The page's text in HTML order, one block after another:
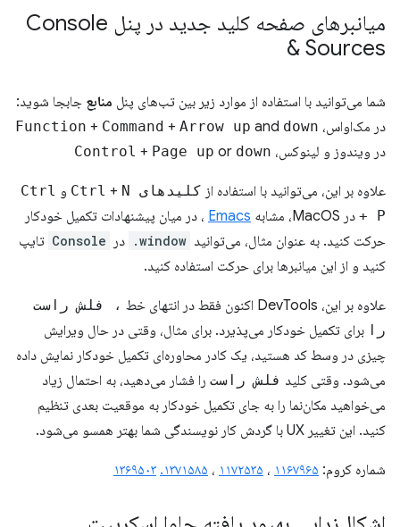
میانبرهای صفحه کلید جدید در پنل Console
& Sources
شما می‌توانید با استفاده از موارد زیر بین تب‌های پنل منابع جابجا شوید:
در مک‌او‌اس،
Function + Command + Arrow up and down
در ویندوز و لینوکس، Control + Page up or down
علاوه بر این، می‌توانید با استفاده از کلیدهای Ctrl + N و Ctrl
+ P در MacOS، مشابه Emacs ، در میان پیشنهادات تکمیل خودکار
حرکت کنید. به عنوان مثال، می‌توانید window. در Console تایپ
کنید و از این میانبرها برای حرکت استفاده کنید.
علاوه بر این، DevTools اکنون فقط در انتهای خط
، فلش راست
را
برای تکمیل خودکار می‌پذیرد. برای مثال، وقتی در حال ویرایش
چیزی در وسط کد هستید، یک کادر محاوره‌ای تکمیل خودکار نمایش داده
می‌شود. وقتی کلید فلش راست را فشار می‌دهید، به احتمال زیاد
می‌خواهید مکان‌نما را به جای تکمیل خودکار به موقعیت بعدی تنظیم
کنید. این تغییر UX با گردش کار نویسندگی شما بهتر همسو می‌شود.
شماره کروم: ۱۱۶۷۹۶۵ ، ۱۱۷۲۵۳۵ ، ۱۳۷۱۵۸۵. ۱۳۶۹۵۰۳